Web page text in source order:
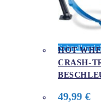
HOT
CRASH-
49,99 €